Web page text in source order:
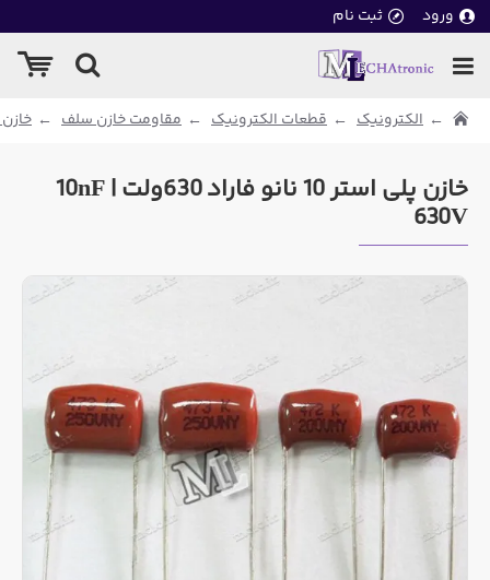
ورود ثبت نام
الکترونیک قطعات الکترونیک مقاومت خازن سلف
خازن پلی استر 10 نانو فاراد 630ولت | 10nF
630V